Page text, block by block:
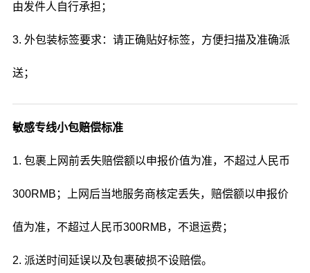
由发件人自行承担；
3. 外包装标签要求：请正确贴好标签，方便扫描及准确派
送；
敏感专线小包赔偿标准
1. 包裹上网前丢失赔偿额以申报价值为准，不超过人民币
300RMB；上网后当地服务商核定丢失，赔偿额以申报价
值为准，不超过人民币300RMB，不退运费；
2. 派送时间延误以及包裹破损不设赔偿。